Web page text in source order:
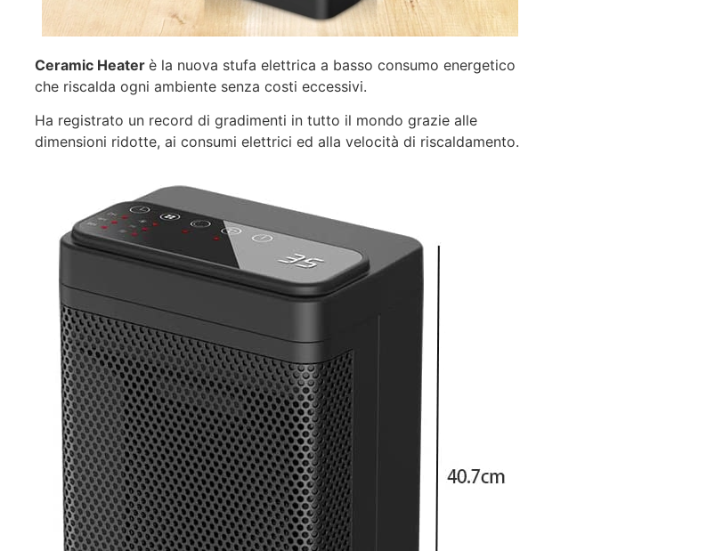
Ceramic Heater è la nuova stufa elettrica a basso consumo energetico
che riscalda ogni ambiente senza costi eccessivi.
Ha registrato un record di gradimenti in tutto il mondo grazie alle
dimensioni ridotte, ai consumi elettrici ed alla velocità di riscaldamento.